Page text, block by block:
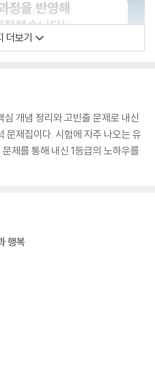
더보기
심 개념 정리와 고빈출 문제로 내신
문제집이다. 시험에 자주 나오는 유
제를 통해 내신 1등급의 노하우를
행복